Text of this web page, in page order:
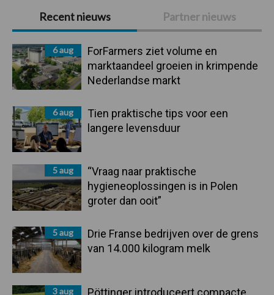
Primaire
Sidebar
Recent nieuws Partner nieuws
6 aug
ForFarmers ziet volume en
marktaandeel groeien in krimpende
Nederlandse markt
6 aug
Tien praktische tips voor een
langere levensduur
5 aug
“Vraag naar praktische
hygieneoplossingen is in Polen
groter dan ooit”
5 aug
Drie Franse bedrijven over de grens
van 14.000 kilogram melk
3 aug
Pöttinger introduceert compacte